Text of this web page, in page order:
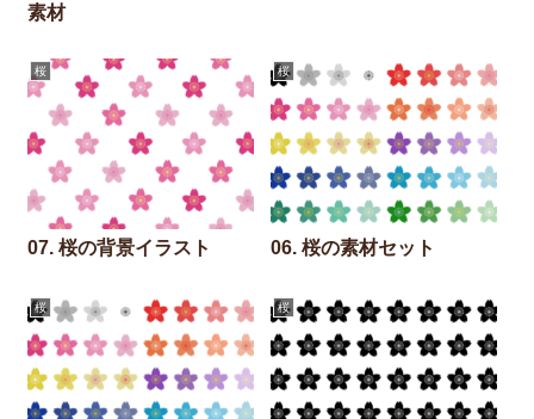
素材
桜
07. 桜の背景イラスト
桜
06. 桜の素材セット
桜 桜